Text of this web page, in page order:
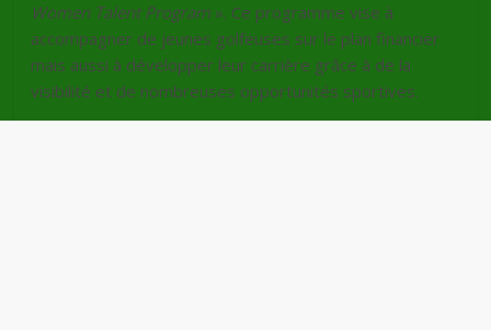
Women Talent Program ». Ce programme vise à
accompagner de jeunes golfeuses sur le plan financier
mais aussi à développer leur carrière grâce à de la
visibilité et de nombreuses opportunités sportives.